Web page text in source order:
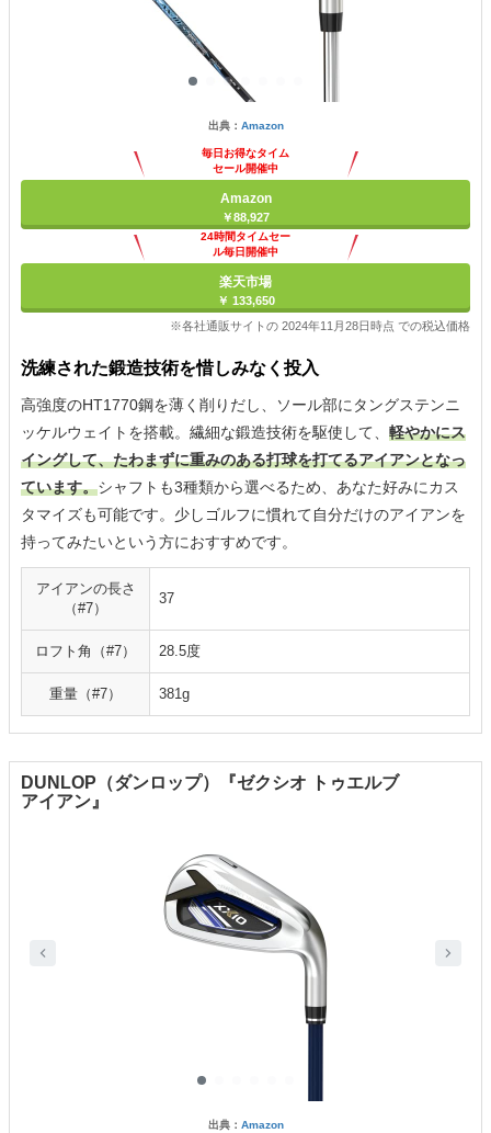
出典： Amazon
毎日お得なタイム
セール開催中
Amazon
￥88,927
24時間タイムセー
ル毎日開催中
楽天市場
￥ 133,650
※各社通販サイトの 2024年11月28日時点 での税込価格
洗練された鍛造技術を惜しみなく投入
高強度のHT1770鋼を薄く削りだし、ソール部にタングステンニ
ッケルウェイトを搭載。繊細な鍛造技術を駆使して、 軽やかにス
イングして、たわまずに重みのある打球を打てるアイアンとなっ
ています。シャフトも3種類から選べるため、あなた好みにカス
タマイズも可能です。少しゴルフに慣れて自分だけのアイアンを
持ってみたいという方におすすめです。
アイアンの長さ
（#7）
37
ロフト角（#7） 28.5度
重量（#7） 381g
DUNLOP（ダンロップ）『ゼクシオ トゥエルブ
アイアン』
出典： Amazon